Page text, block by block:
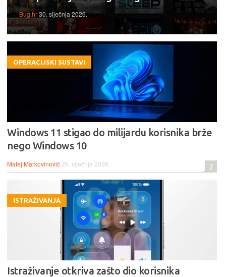
Bug.hr30. siječnja 2026.
OPERACIJSKI SUSTAVI
Windows 11 stigao do milijardu korisnika brže
nego Windows 10
Matej Markovinović 29. siječnja 2026. 2
ISTRAŽIVANJA
Istraživanje otkriva zašto dio korisnika